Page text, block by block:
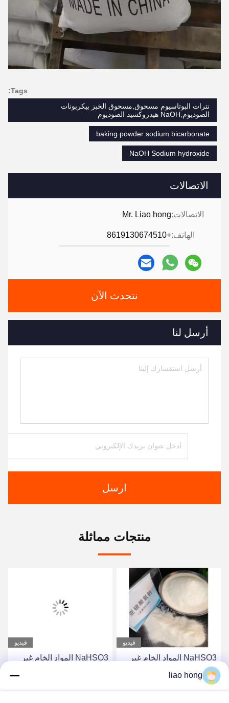
الاتصالات
الاتصالات:Mr. Liao hong
الهاتف:+8619130674510
نتحدث الآن
أرسل لنا
ارسل
Tags:
نترات البوتاسيوم مسحوق,مسحوق الخبز بيكربونات
الصوديوم,NaOH هيدروكسيد الصوديوم
baking powder sodium bicarbonate
NaOH Sodium hydroxide
منتجات مماثلة
فيديو
NaHSO3 المواد الخام غير
العضوية بأسعار معقولة ثنائي
الكبريت الصوديوم للبيض
فيديو
NaHSO3 المواد الخام غير
liao hong